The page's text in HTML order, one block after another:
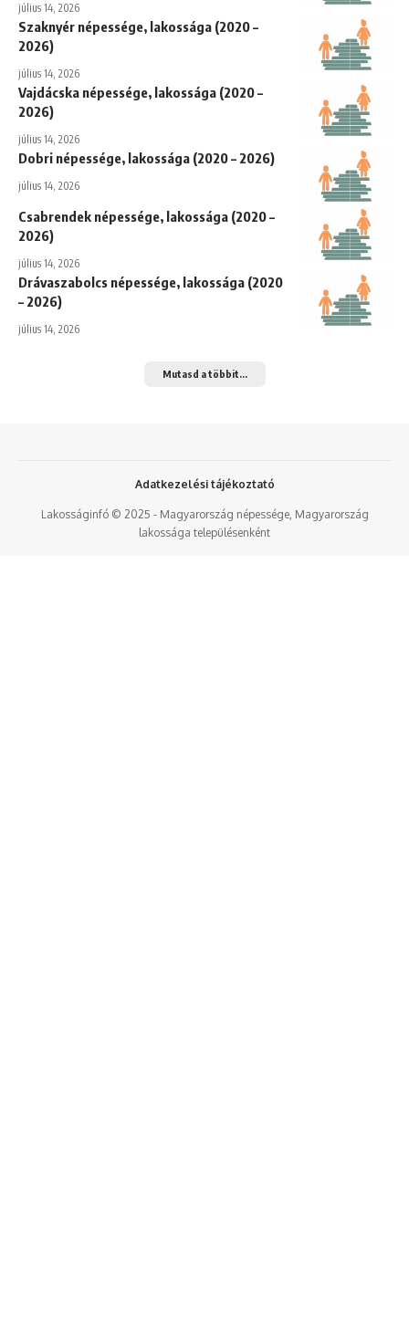
július 14, 2026
Szaknyér népessége, lakossága (2020 –
2026)
július 14, 2026
Vajdácska népessége, lakossága (2020 –
2026)
július 14, 2026
Dobri népessége, lakossága (2020 – 2026)
július 14, 2026
Csabrendek népessége, lakossága (2020 –
2026)
július 14, 2026
Drávaszabolcs népessége, lakossága (2020
– 2026)
július 14, 2026
Mutasd a többit...
Lakosságinfó © 2025 - Magyarország népessége, Magyarország
lakossága településenként
Adatkezelési tájékoztató